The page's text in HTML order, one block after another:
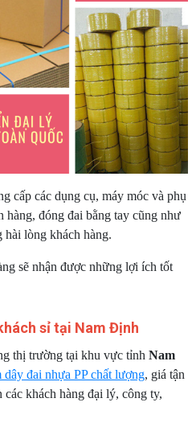
cấp các dụng cụ, máy móc và phụ
đóng đai bằng tay cũng như
lòng khách hàng.
sẽ nhận được những lợi ích tốt
sỉ tại Nam Định
thị trường tại khu vực tỉnh Nam
dây đai nhựa PP chất lượng, giá tận
khách hàng đại lý, công ty,